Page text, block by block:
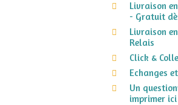
Livraison
- Gratuit
Livraison
Relais
Click &
Echanges
Un
imprimer ici